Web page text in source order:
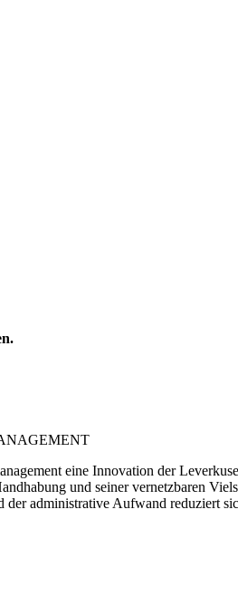
eine Innovation der
und seiner vernetzbaren
der administrative Aufwand reduziert